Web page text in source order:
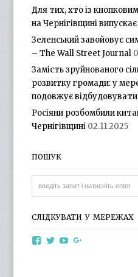
Для тих, хто із
на Чернігівщині
Зеленський завойовує
– The Wall Street Journal
Замість зруйнованого
розвитку громади: у
подовжує
Росіяни розбомбили
Чернігівщині 02.11.2025
ПОШУК
СЛІДКУВАТИ У МЕРЕЖАХ
ViewViewView